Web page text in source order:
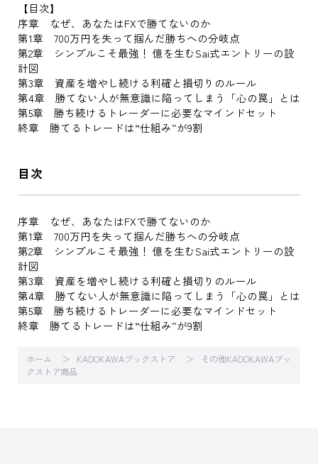
【目次】
序章 なぜ、あなたはFXで勝てないのか
第1章 700万円を失って掴んだ勝ちへの分岐点
第2章 シンプルこそ最強！ 億を生むSai式エントリーの設
計図
第3章 資産を増やし続ける利確と損切りのルール
第4章 勝てない人が無意識に陥ってしまう「心の罠」とは
第5章 勝ち続けるトレーダーに必要なマインドセット
終章 勝てるトレードは“仕組み”が9割
目次
序章 なぜ、あなたはFXで勝てないのか
第1章 700万円を失って掴んだ勝ちへの分岐点
第2章 シンプルこそ最強！ 億を生むSai式エントリーの設
計図
第3章 資産を増やし続ける利確と損切りのルール
第4章 勝てない人が無意識に陥ってしまう「心の罠」とは
第5章 勝ち続けるトレーダーに必要なマインドセット
終章 勝てるトレードは“仕組み”が9割
ホーム KADOKAWAブックストア
その他KADOKAWAブッ
クストア商品